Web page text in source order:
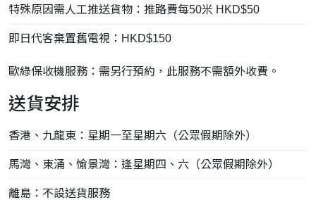
特殊原因需人工推送貨物：推路費每50米 HKD$50
即日代客棄置舊電視：HKD$150
歐綠保收機服務：需另行預約，此服務不需額外收費。
送貨安排
香港、九龍東：星期一至星期六（公眾假期除外）
馬灣、東涌、愉景灣：逢星期四、六（公眾假期除外）
離島：不設送貨服務